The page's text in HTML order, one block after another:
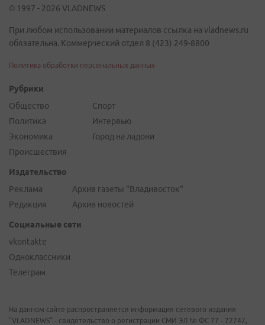
© 1997 - 2026 VLADNEWS
При любом использовании материалов ссылка на vladnews.ru
обязательна. Коммерческий отдел 8 (423) 249-8800
Политика обработки персональных данных
Рубрики
Общество
Политика
Экономика
Происшествия
Спорт
Интервью
Город на ладони
Издательство
Реклама
Редакция
Архив газеты "Владивосток"
Архив новостей
Социальные сети
vkontakte
Одноклассники
Телеграм
На данном сайте распространяется информация сетевого издания
"VLADNEWS" - свидетельство о регистрации СМИ ЭЛ № ФС 77 - 72742,